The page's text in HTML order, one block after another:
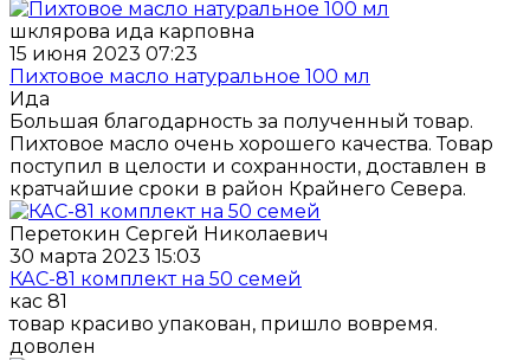
шклярова ида карповна
15 июня 2023 07:23
Пихтовое масло натуральное 100 мл
Ида
Большая благодарность за полученный товар.
Пихтовое масло очень хорошего качества. Товар
поступил в целости и сохранности, доставлен в
кратчайшие сроки в район Крайнего Севера.
Перетокин Сергей Николаевич
30 марта 2023 15:03
КАС-81 комплект на 50 семей
кас 81
товар красиво упакован, пришло вовремя.
доволен